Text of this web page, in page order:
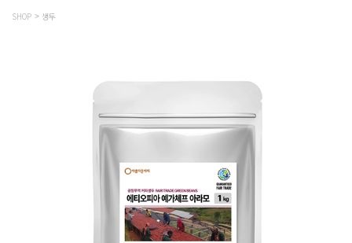
SHOP 생두